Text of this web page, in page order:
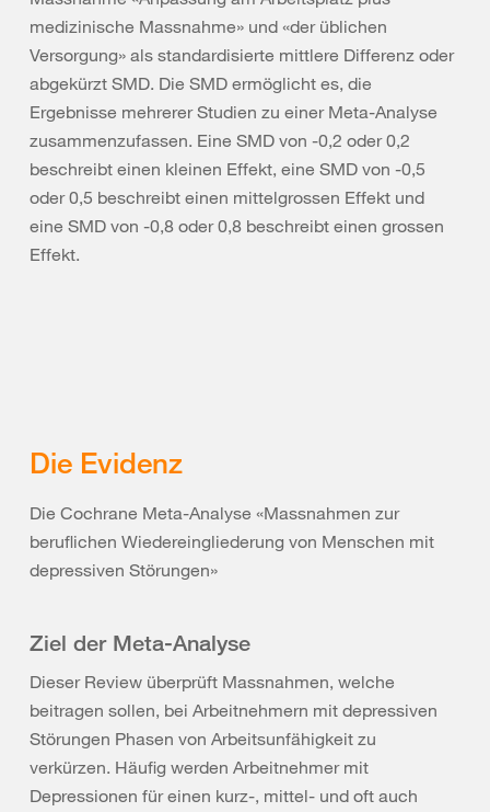
medizinische Massnahme» und «der üblichen
Versorgung» als standardisierte mittlere Differenz oder
abgekürzt SMD. Die SMD ermöglicht es, die
Ergebnisse mehrerer Studien zu einer Meta-Analyse
zusammenzufassen. Eine SMD von -0,2 oder 0,2
beschreibt einen kleinen Effekt, eine SMD von -0,5
oder 0,5 beschreibt einen mittelgrossen Effekt und
eine SMD von -0,8 oder 0,8 beschreibt einen grossen
Effekt.
Die Evidenz
Die Cochrane Meta-Analyse «Massnahmen zur
beruflichen Wiedereingliederung von Menschen mit
depressiven Störungen»
Ziel der Meta-Analyse
Dieser Review überprüft Massnahmen, welche
beitragen sollen, bei Arbeitnehmern mit depressiven
Störungen Phasen von Arbeitsunfähigkeit zu
verkürzen. Häufig werden Arbeitnehmer mit
Depressionen für einen kurz-, mittel- und oft auch